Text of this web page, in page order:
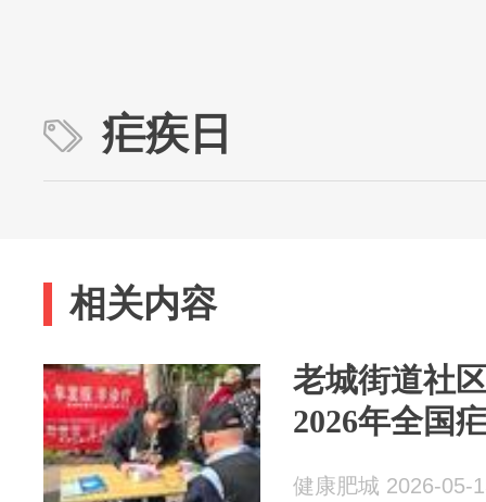
疟疾日
相关内容
老城街道社
2026年全国
健康肥城 2026-05-